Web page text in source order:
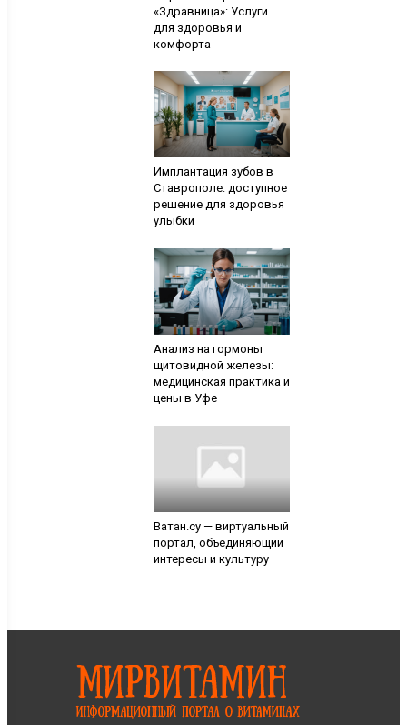
«Здравница»: Услуги
для здоровья и
комфорта
Имплантация зубов в
Ставрополе: доступное
решение для здоровья
улыбки
Анализ на гормоны
щитовидной железы:
медицинская практика и
цены в Уфе
Ватан.су — виртуальный
портал, объединяющий
интересы и культуру